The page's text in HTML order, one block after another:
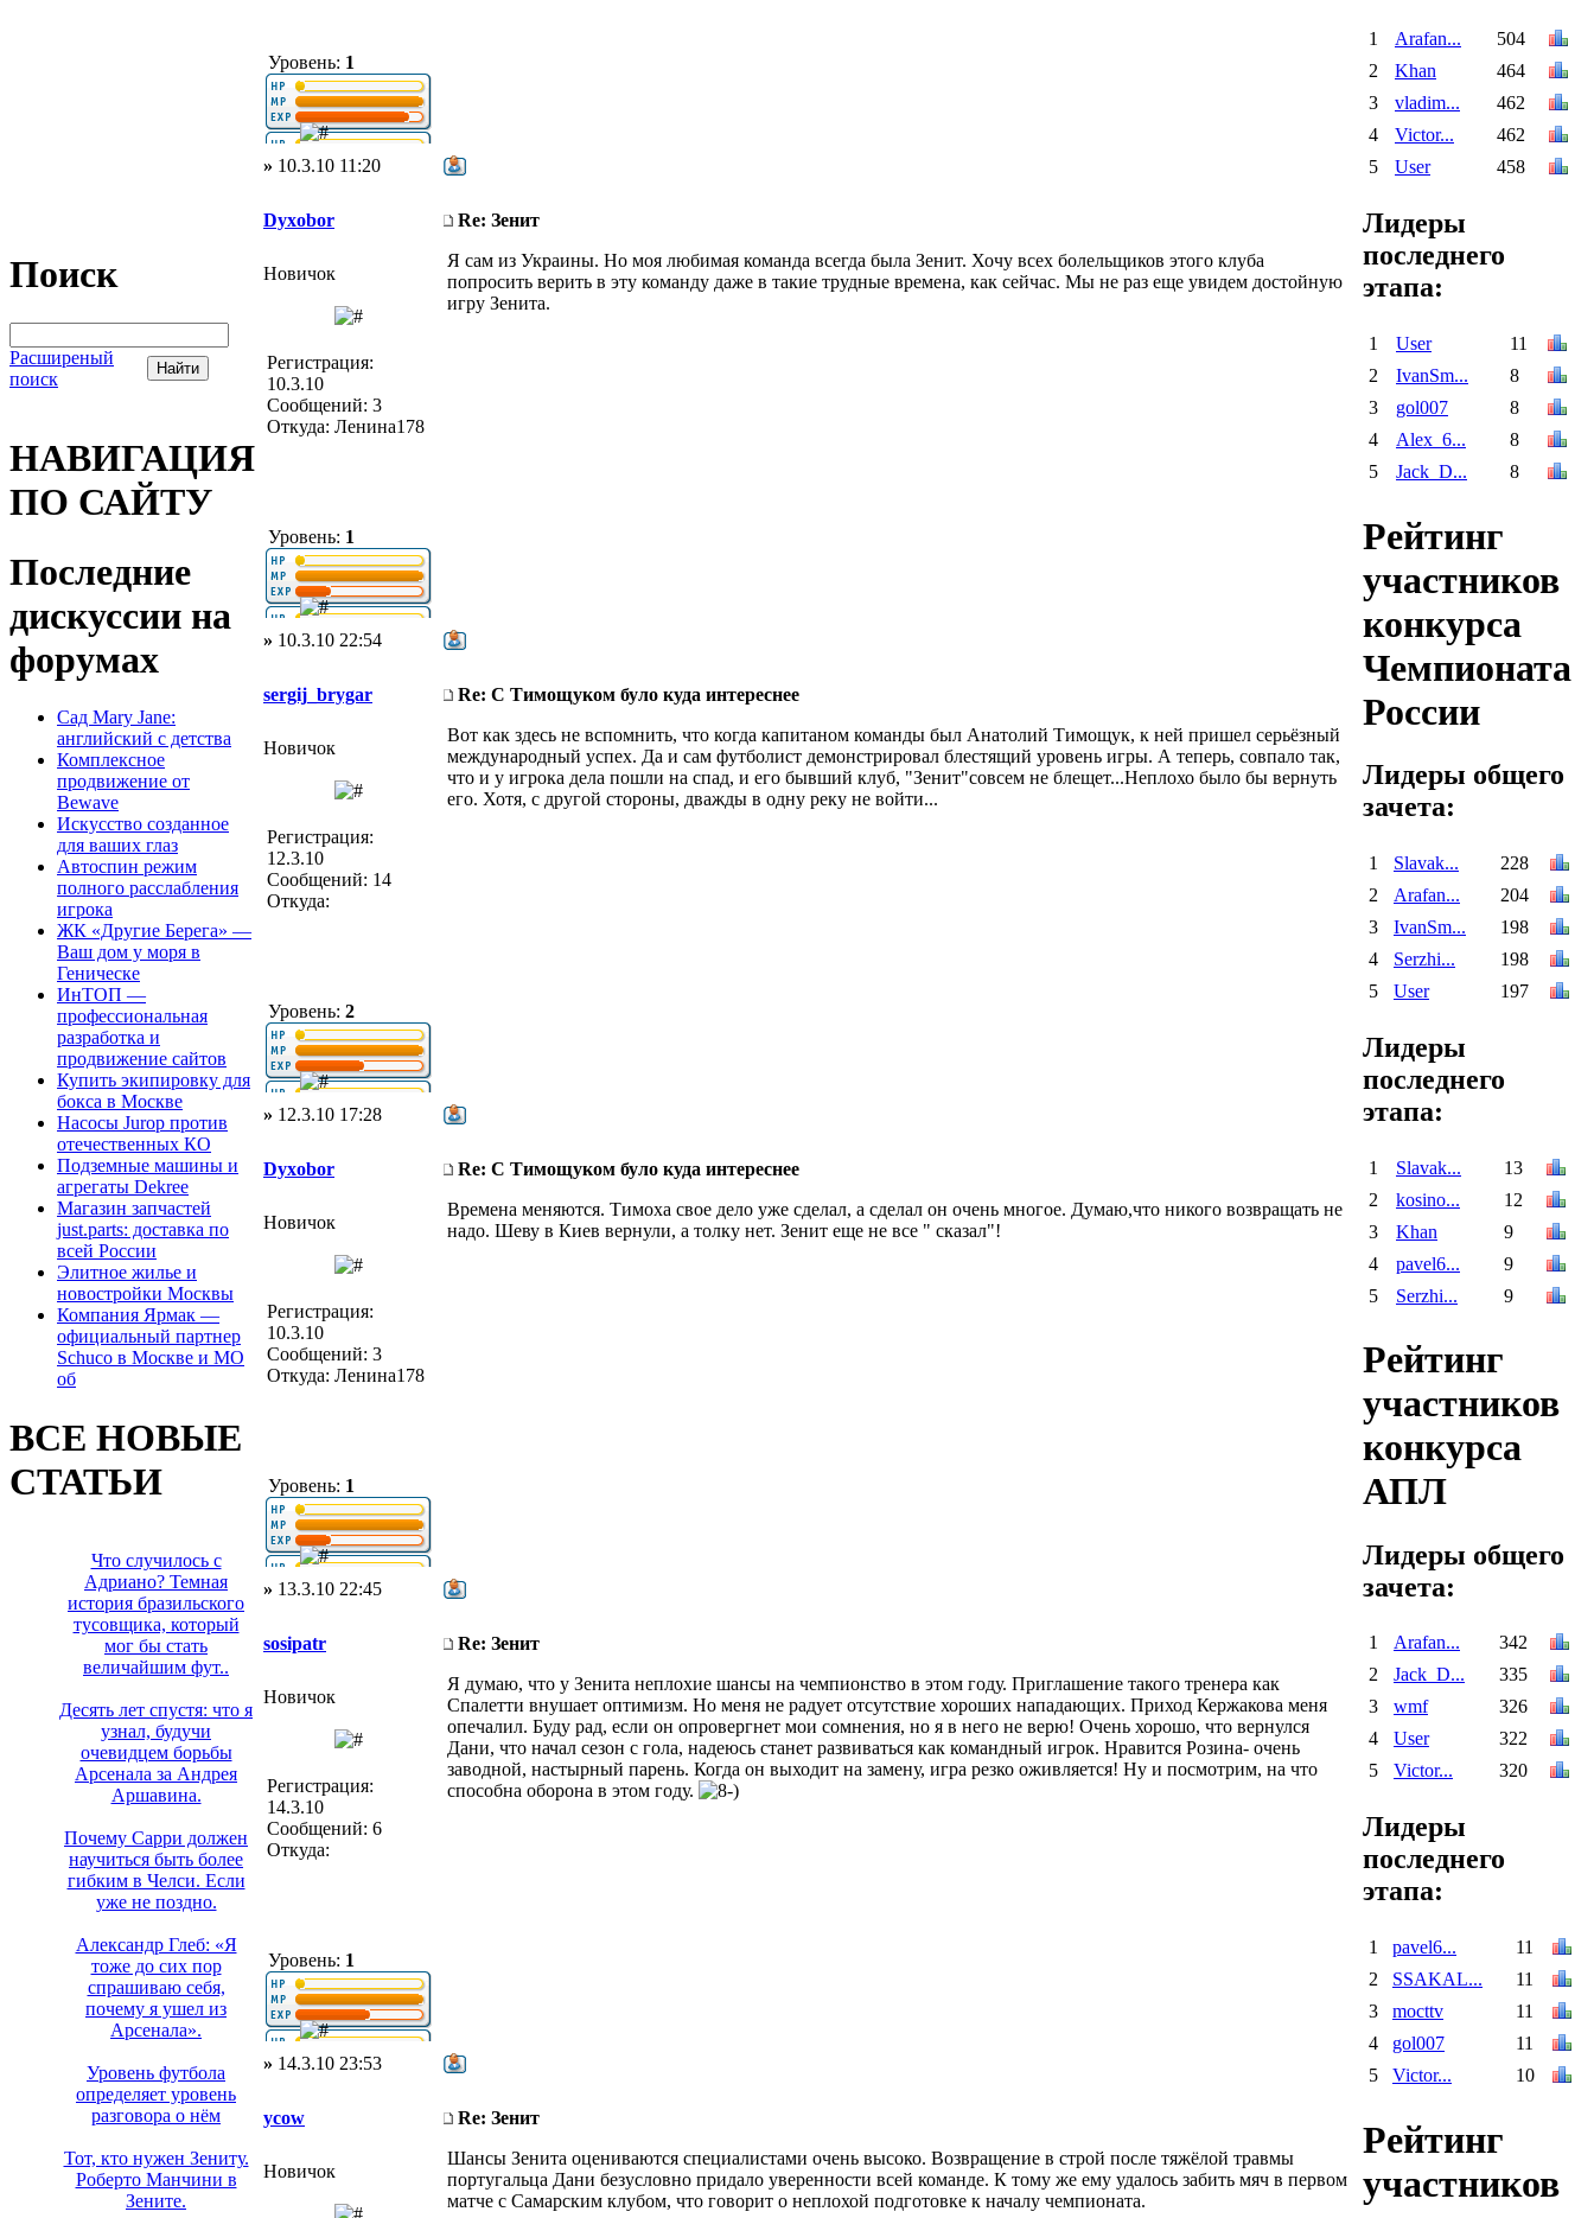
Поиск
Расширеный
поиск
НАВИГАЦИЯ
ПО САЙТУ
Последние
дискуссии на
форумах
Сад Mary Jane:
английский с детства
Комплексное
продвижение от
Bewave
Искусство созданное
для ваших глаз
Автоспин режим
полного расслабления
игрока
ЖК «Другие Берега» —
Ваш дом у моря в
Геническе
ИнТОП —
профессиональная
разработка и
продвижение сайтов
Купить экипировку для
бокса в Москве
Насосы Jurop против
отечественных КО
Подземные машины и
агрегаты Dekree
Магазин запчастей
just.parts: доставка по
всей России
Элитное жилье и
новостройки Москвы
Компания Ярмак —
официальный партнер
Schuco в Москве и МО
об
ВСЕ НОВЫЕ
СТАТЬИ
Что случилось с
Адриано? Темная
история бразильского
тусовщика, который
мог бы стать
величайшим фут..
Десять лет спустя: что я
узнал, будучи
очевидцем борьбы
Арсенала за Андрея
Аршавина.
Почему Сарри должен
научиться быть более
гибким в Челси. Если
уже не поздно.
Александр Глеб: «Я
тоже до сих пор
спрашиваю себя,
почему я ушел из
Арсенала».
Уровень футбола
определяет уровень
разговора о нём
Тот, кто нужен Зениту.
Роберто Манчини в
Зените.
Уровень: 1
» 10.3.10 11:20
Dyxobor Re: Зенит
Новичок
Регистрация:
10.3.10
Сообщений: 3
Откуда: Ленина178
Уровень: 1
Я сам из Украины. Но моя любимая команда всегда была Зенит. Хочу всех болельщиков этого клуба
попросить верить в эту команду даже в такие трудные времена, как сейчас. Мы не раз еще увидем достойную
игру Зенита.
» 10.3.10 22:54
sergij_brygar Re: С Тимощуком було куда интереснее
Новичок
Регистрация:
12.3.10
Сообщений: 14
Откуда:
Уровень: 2
Вот как здесь не вспомнить, что когда капитаном команды был Анатолий Тимощук, к ней пришел серьёзный
международный успех. Да и сам футболист демонстрировал блестящий уровень игры. А теперь, совпало так,
что и у игрока дела пошли на спад, и его бывший клуб, "Зенит"совсем не блещет...Неплохо было бы вернуть
его. Хотя, с другой стороны, дважды в одну реку не войти...
» 12.3.10 17:28
Dyxobor Re: С Тимощуком було куда интереснее
Новичок
Регистрация:
10.3.10
Сообщений: 3
Откуда: Ленина178
Уровень: 1
Времена меняются. Тимоха свое дело уже сделал, а сделал он очень многое. Думаю,что никого возвращать не
надо. Шеву в Киев вернули, а толку нет. Зенит еще не все " сказал"!
» 13.3.10 22:45
sosipatr Re: Зенит
Новичок
Регистрация:
14.3.10
Сообщений: 6
Откуда:
Уровень: 1
Я думаю, что у Зенита неплохие шансы на чемпионство в этом году. Приглашение такого тренера как
Спалетти внушает оптимизм. Но меня не радует отсутствие хороших нападающих. Приход Кержакова меня
опечалил. Буду рад, если он опровергнет мои сомнения, но я в него не верю! Очень хорошо, что вернулся
Дани, что начал сезон с гола, надеюсь станет развиваться как командный игрок. Нравится Розина- очень
заводной, настырный парень. Когда он выходит на замену, игра резко оживляется! Ну и посмотрим, на что
способна оборона в этом году.
» 14.3.10 23:53
ycow Re: Зенит
Новичок
Шансы Зенита оцениваются специалистами очень высоко. Возвращение в строй после тяжёлой травмы
португальца Дани безусловно придало уверенности всей команде. К тому же ему удалось забить мяч в первом
матче с Самарским клубом, что говорит о неплохой подготовке к началу чемпионата.
1 Arafan...
504
2
Khan
464
3
vladim...
462
4
Victor...
462
5
User 458
Лидеры
последнего
этапа:
1 User
11
2
IvanSm...
8
3
gol007
8
4
Alex_6...
8
5
Jack_D... 8
Рейтинг
участников
конкурса
Чемпионата
России
Лидеры общего
зачета:
1 Slavak...
228
2
Arafan...
204
3
IvanSm...
198
4
Serzhi...
198
5
User 197
Лидеры
последнего
этапа:
1 Slavak...
13
2
kosino...
12
3
Khan
9
4
pavel6...
9
5
Serzhi... 9
Рейтинг
участников
конкурса
АПЛ
Лидеры общего
зачета:
1 Arafan...
342
2
Jack_D...
335
3
wmf
326
4
User
322
5
Victor... 320
Лидеры
последнего
этапа:
1 pavel6...
11
2
SSAKAL...
11
3
mocttv
11
4
gol007
11
5
Victor... 10
Рейтинг
участников